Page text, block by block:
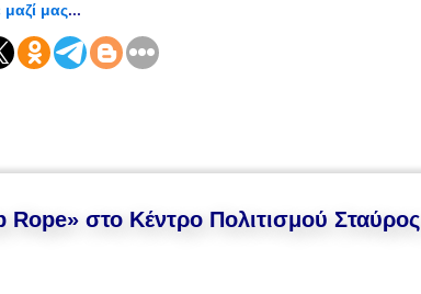
μας...
στο Κέντρο Πολιτισμού Σταύρος